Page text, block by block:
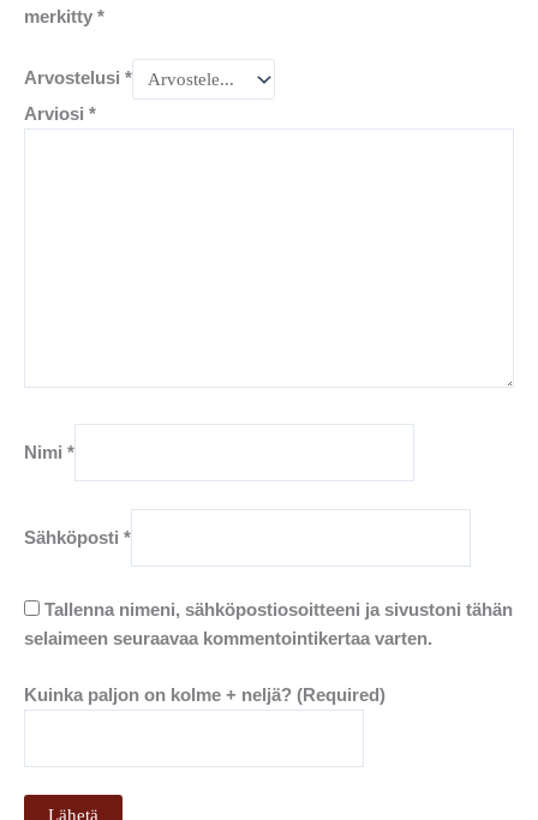
merkitty *
Arvostelusi *
Arviosi *
Nimi *
Sähköposti *
Tallenna nimeni, sähköpostiosoitteeni ja sivustoni tähän
selaimeen seuraavaa kommentointikertaa varten.
Kuinka paljon on kolme + neljä? (Required)